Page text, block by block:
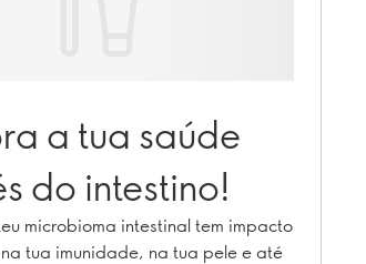
a tua saúde
do intestino!
microbioma intestinal tem impacto
tua imunidade, na tua pele e até